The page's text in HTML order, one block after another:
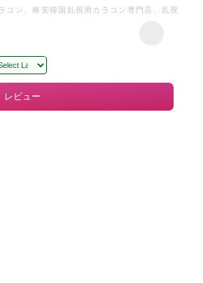
ン、格安韓国乱視用カラコン専門店、乱視
by
Translate
レビュー